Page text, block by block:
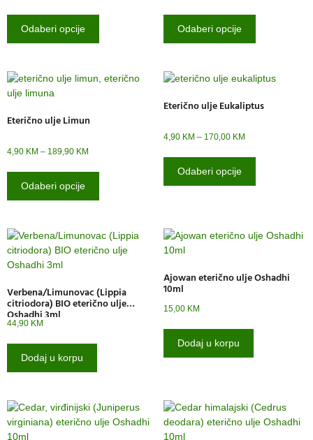
Odaberi opcije Odaberi opcije
Eterično ulje Limun
4,90 KM – 189,90 KM
Odaberi opcije
Eterično ulje Eukaliptus
4,90 KM – 170,00 KM
Odaberi opcije
Verbena/Limunovac (Lippia
citriodora) BIO eterično ulje
Oshadhi 3ml
44,90 KM
Dodaj u korpu
Ajowan eterično ulje Oshadhi
10ml
15,00 KM
Dodaj u korpu